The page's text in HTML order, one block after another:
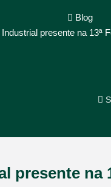
Blog
presente na 13ª
presente na